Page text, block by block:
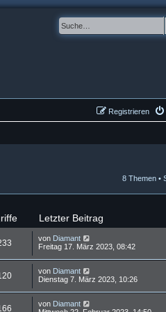
Registrieren
8 Themen •
Letzter Beitrag
von Diamant
Freitag 17. März 2023, 08:42
von Diamant
Dienstag 7. März 2023, 10:26
von Diamant